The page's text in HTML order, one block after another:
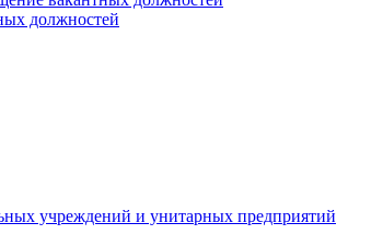
должностей
учреждений и унитарных предприятий